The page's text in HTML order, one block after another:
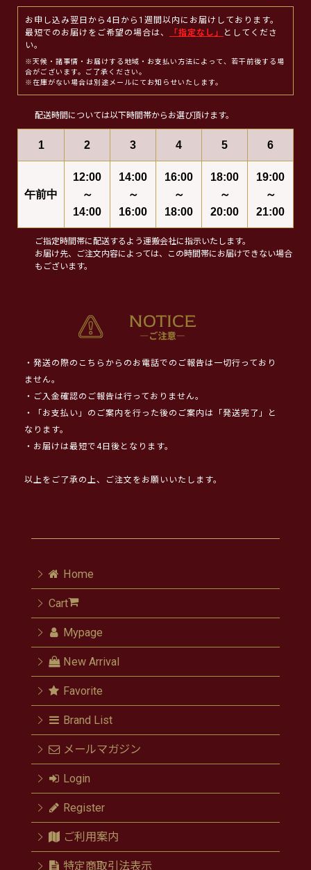
お申し込み翌日から4日から1週間以内にお届けしております。
最短でのお届けをご希望の場合は、
「指定なし」
としてくださ
い。
※天候・諸事情・お届けする地域・お支払い方法によって、若干前後する場
合がございます。ご了承ください。
※在庫がない場合は別途メールにてお知らせいたします。
配送時間については以下時間帯からお選び頂けます。
1 2 3 4 5 6
午前中
12:00
～
14:00
14:00
～
16:00
16:00
～
18:00
18:00
～
20:00
19:00
～
21:00
ご指定時間帯に配送するよう運搬会社に指示いたします。
お届け先、ご注文内容によっては、この時間帯にお届けできない場合
もございます。
・発送の際のこちらからのお電話でのご報告は一切行っており
ません。
・ご入金確認のご報告は行っておりません。
・「お支払い」のご案内を行った後のご案内は「発送完了」と
なります。
・お届けは最短で4日後となります。
以上をご了承の上、ご注文をお願いいたします。
Home
Cart
Mypage
New Arrival
Favorite
Brand List
メールマガジン
Login
Register
ご利用案内
特定商取引法表示